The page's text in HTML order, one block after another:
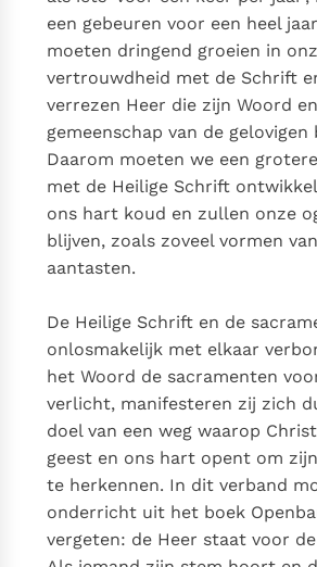
een gebeuren voor een heel
moeten dringend groeien in
vertrouwdheid met de Schrift
verrezen Heer die zijn Woord
gemeenschap van de
Daarom moeten we een
met de Heilige Schrift
ons hart koud en zullen onze
blijven, zoals zoveel vormen
aantasten.
De Heilige Schrift en de
onlosmakelijk met elkaar
het Woord de sacramenten
verlicht, manifesteren zij zich
doel van een weg waarop
geest en ons hart opent om
te herkennen. In dit verband
onderricht uit het boek
vergeten: de Heer staat voor